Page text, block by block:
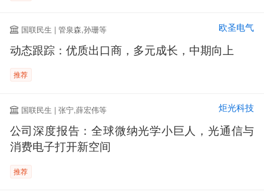
国联民生 | 管泉森,孙珊等 欧圣电气
动态跟踪：优质出口商，多元成长，中期向上
推荐
国联民生 | 张宁,薛宏伟等 炬光科技
公司深度报告：全球微纳光学小巨人，光通信与
消费电子打开新空间
推荐